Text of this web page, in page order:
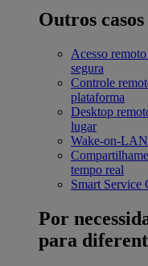
Outros casos
Acesso remoto
segura
Controle
plataforma
Desktop
lugar
Wake-on-LAN
tempo real
Smart Service
Por
para